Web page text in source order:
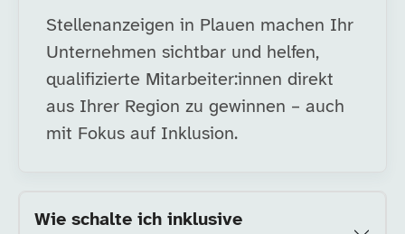
Stellenanzeigen in Plauen machen Ihr
Unternehmen sichtbar und helfen,
qualifizierte Mitarbeiter:innen direkt
aus Ihrer Region zu gewinnen – auch
mit Fokus auf Inklusion.
Wie schalte ich inklusive